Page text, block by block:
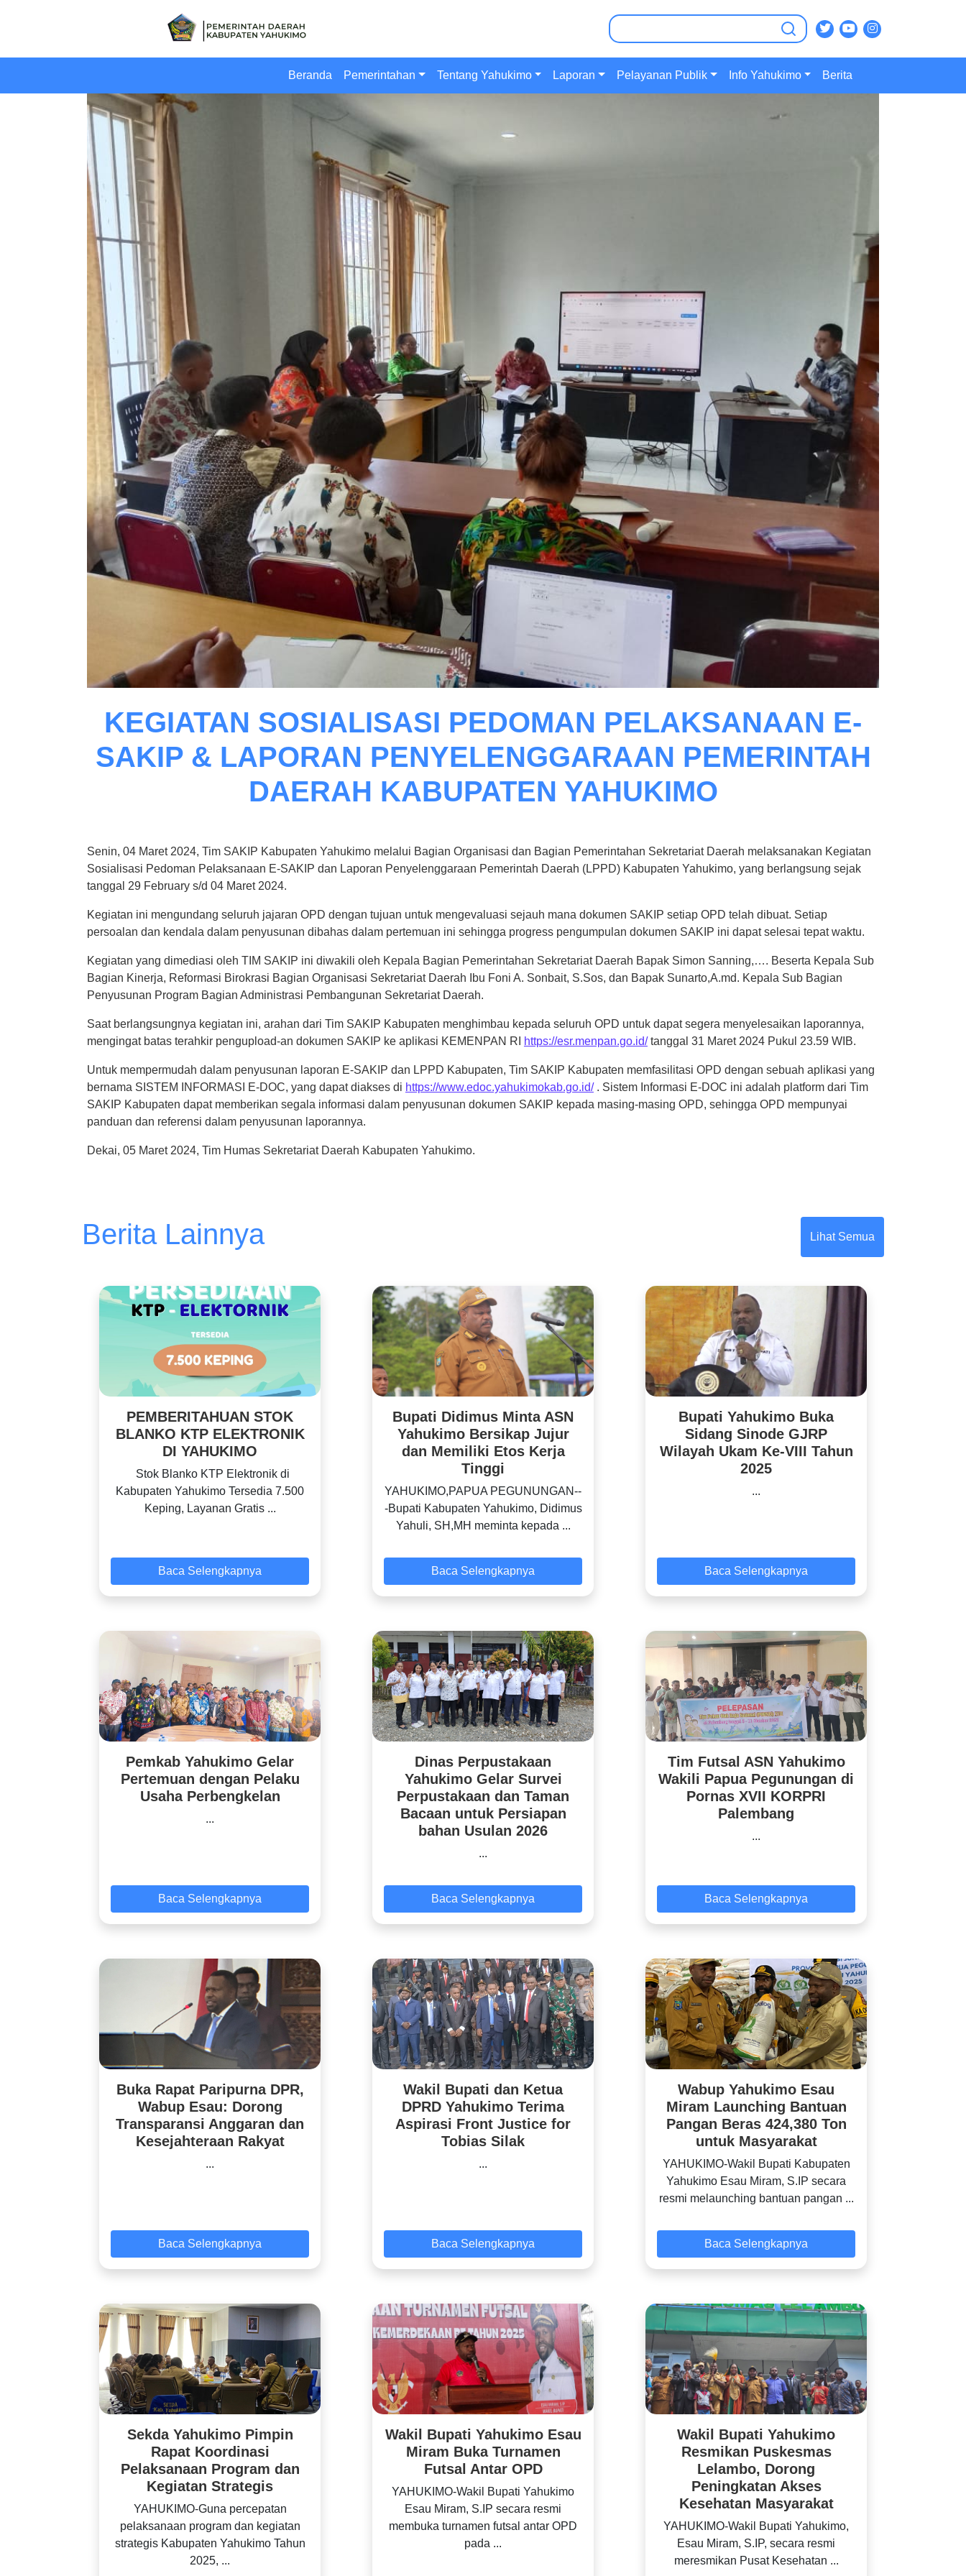
Pencarian :
Beranda Pemerintahan Tentang Yahukimo Laporan Pelayanan Publik Info Yahukimo Berita
KEGIATAN SOSIALISASI PEDOMAN PELAKSANAAN E-
SAKIP & LAPORAN PENYELENGGARAAN PEMERINTAH
DAERAH KABUPATEN YAHUKIMO
Senin, 04 Maret 2024, Tim SAKIP Kabupaten Yahukimo melalui Bagian Organisasi dan Bagian Pemerintahan Sekretariat Daerah melaksanakan Kegiatan
Sosialisasi Pedoman Pelaksanaan E-SAKIP dan Laporan Penyelenggaraan Pemerintah Daerah (LPPD) Kabupaten Yahukimo, yang berlangsung sejak
tanggal 29 February s/d 04 Maret 2024.
Kegiatan ini mengundang seluruh jajaran OPD dengan tujuan untuk mengevaluasi sejauh mana dokumen SAKIP setiap OPD telah dibuat. Setiap
persoalan dan kendala dalam penyusunan dibahas dalam pertemuan ini sehingga progress pengumpulan dokumen SAKIP ini dapat selesai tepat waktu.
Kegiatan yang dimediasi oleh TIM SAKIP ini diwakili oleh Kepala Bagian Pemerintahan Sekretariat Daerah Bapak Simon Sanning,…. Beserta Kepala Sub
Bagian Kinerja, Reformasi Birokrasi Bagian Organisasi Sekretariat Daerah Ibu Foni A. Sonbait, S.Sos, dan Bapak Sunarto,A.md. Kepala Sub Bagian
Penyusunan Program Bagian Administrasi Pembangunan Sekretariat Daerah.
Saat berlangsungnya kegiatan ini, arahan dari Tim SAKIP Kabupaten menghimbau kepada seluruh OPD untuk dapat segera menyelesaikan laporannya,
mengingat batas terahkir pengupload-an dokumen SAKIP ke aplikasi KEMENPAN RI
https://esr.menpan.go.id/tanggal 31 Maret 2024 Pukul 23.59 WIB.
Untuk mempermudah dalam penyusunan laporan E-SAKIP dan LPPD Kabupaten, Tim SAKIP Kabupaten memfasilitasi OPD dengan sebuah aplikasi yang
bernama SISTEM INFORMASI E-DOC, yang dapat diakses di https://www.edoc.yahukimokab.go.id/. Sistem Informasi E-DOC ini adalah platform dari Tim
SAKIP Kabupaten dapat memberikan segala informasi dalam penyusunan dokumen SAKIP kepada masing-masing OPD, sehingga OPD mempunyai
panduan dan referensi dalam penyusunan laporannya.
Dekai, 05 Maret 2024, Tim Humas Sekretariat Daerah Kabupaten Yahukimo.
Berita Lainnya Lihat Semua
PEMBERITAHUAN STOK
BLANKO KTP ELEKTRONIK
DI YAHUKIMO
Stok Blanko KTP Elektronik di
Kabupaten Yahukimo Tersedia 7.500
Keping, Layanan Gratis ...
Baca Selengkapnya
Bupati Didimus Minta ASN
Yahukimo Bersikap Jujur
dan Memiliki Etos Kerja
Tinggi
YAHUKIMO,PAPUA PEGUNUNGAN--
-Bupati Kabupaten Yahukimo, Didimus
Yahuli, SH,MH meminta kepada ...
Baca Selengkapnya
Bupati Yahukimo Buka
Sidang Sinode GJRP
Wilayah Ukam Ke-VIII Tahun
2025
...
Baca Selengkapnya
Pemkab Yahukimo Gelar
Pertemuan dengan Pelaku
Usaha Perbengkelan
...
Baca Selengkapnya
Dinas Perpustakaan
Yahukimo Gelar Survei
Perpustakaan dan Taman
Bacaan untuk Persiapan
bahan Usulan 2026
...
Baca Selengkapnya
Tim Futsal ASN Yahukimo
Wakili Papua Pegunungan di
Pornas XVII KORPRI
Palembang
...
Baca Selengkapnya
Buka Rapat Paripurna DPR,
Wabup Esau: Dorong
Transparansi Anggaran dan
Kesejahteraan Rakyat
...
Baca Selengkapnya
Wakil Bupati dan Ketua
DPRD Yahukimo Terima
Aspirasi Front Justice for
Tobias Silak
...
Baca Selengkapnya
Wabup Yahukimo Esau
Miram Launching Bantuan
Pangan Beras 424,380 Ton
untuk Masyarakat
YAHUKIMO-Wakil Bupati Kabupaten
Yahukimo Esau Miram, S.IP secara
resmi melaunching bantuan pangan ...
Baca Selengkapnya
Sekda Yahukimo Pimpin
Rapat Koordinasi
Pelaksanaan Program dan
Kegiatan Strategis
YAHUKIMO-Guna percepatan
pelaksanaan program dan kegiatan
strategis Kabupaten Yahukimo Tahun
2025, ...
Wakil Bupati Yahukimo Esau
Miram Buka Turnamen
Futsal Antar OPD
YAHUKIMO-Wakil Bupati Yahukimo
Esau Miram, S.IP secara resmi
membuka turnamen futsal antar OPD
pada ...
Wakil Bupati Yahukimo
Resmikan Puskesmas
Lelambo, Dorong
Peningkatan Akses
Kesehatan Masyarakat
YAHUKIMO-Wakil Bupati Yahukimo,
Esau Miram, S.IP, secara resmi
meresmikan Pusat Kesehatan ...